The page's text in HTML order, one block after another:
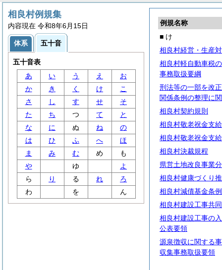
例規名称
■ け
相良村経営・生産
相良村軽自動車税
事務取扱要綱
刑法等の一部を改
関係条例の整理に
相良村契約規則
相良村敬老祝金支
相良村敬老祝金支
相良村決裁規程
県営土地改良事業
相良村健康づくり
相良村減債基金条例
相良村建設工事共
相良村建設工事の
公表要領
源泉徴収に関する
収集事務取扱要領
相良村例規集
内容現在 令和8年6月15日
体系 五十音
五十音表
あ
い う え
お
か
き く け
こ
さ
し す せ
そ
た
ち つ て
と
な
に ぬ ね
の
は
ひ ふ へ
ほ
ま
み む め
も
や
ゆ
よ
ら
り る れ
ろ
わ
を ん